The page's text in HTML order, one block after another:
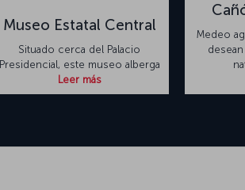
Museo Estatal Central
Situado cerca del Palacio
Presidencial, este museo alberga
Leer más
Medeo